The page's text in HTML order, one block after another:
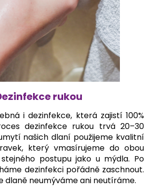
rukou
i dezinfekce, která zajistí 100%
dezinfekce rukou trvá 20–30
našich dlaní použijeme kvalitní
který vmasírujeme do obou
postupu jako u mýdla. Po
dezinfekci pořádně zaschnout.
dlaně neumýváme ani neutíráme.